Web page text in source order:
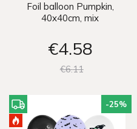
Foil balloon Pumpkin,
40x40cm, mix
€4 58
€611
-25%